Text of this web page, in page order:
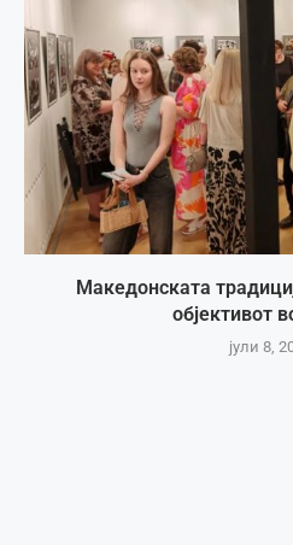
Македонската
објективот
јули 8,